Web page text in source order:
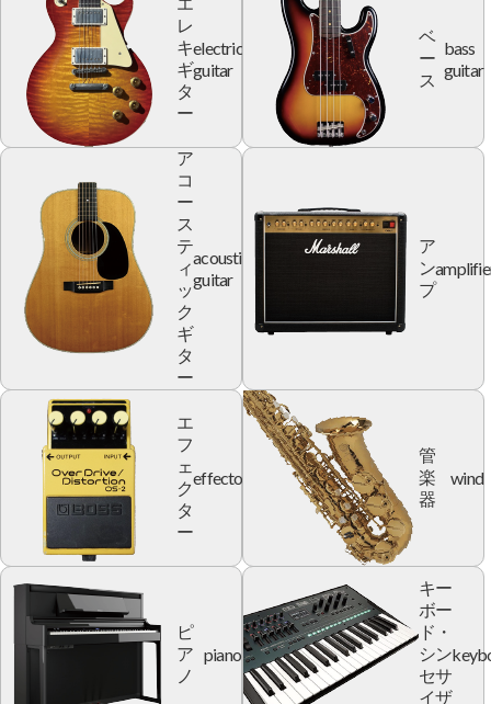
エ
レ
キ
ギ
タ
ー
electric
guitar
ベ
ー
ス
bass
guitar
ア
コ
ー
ス
テ
ィ
ッ
ク
ギ
タ
ー
acoustic
guitar
ア
ン
プ
エ
フ
ェ
ク
タ
ー
effector
管
楽
器
wind
ピ
ア
ノ
piano
キー
ボー
ド・
シン
セサ
イザ